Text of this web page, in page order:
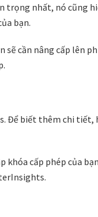
trọng nhất, nó cũng
bạn.
cần nâng cấp lên
Để biết thêm chi tiết,
khóa cấp phép của